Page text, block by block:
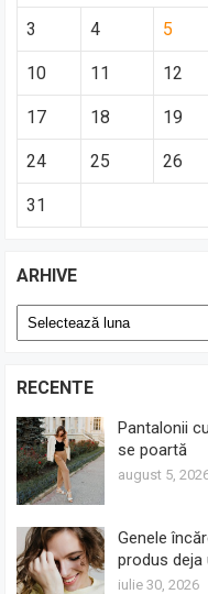
3 4 5
10 11 12
17 18 19
24 25 26
31
ARHIVE
Arhive
RECENTE
Pantalonii
se poartă
august 5,
Genele
produs deja
iulie 30, 2026